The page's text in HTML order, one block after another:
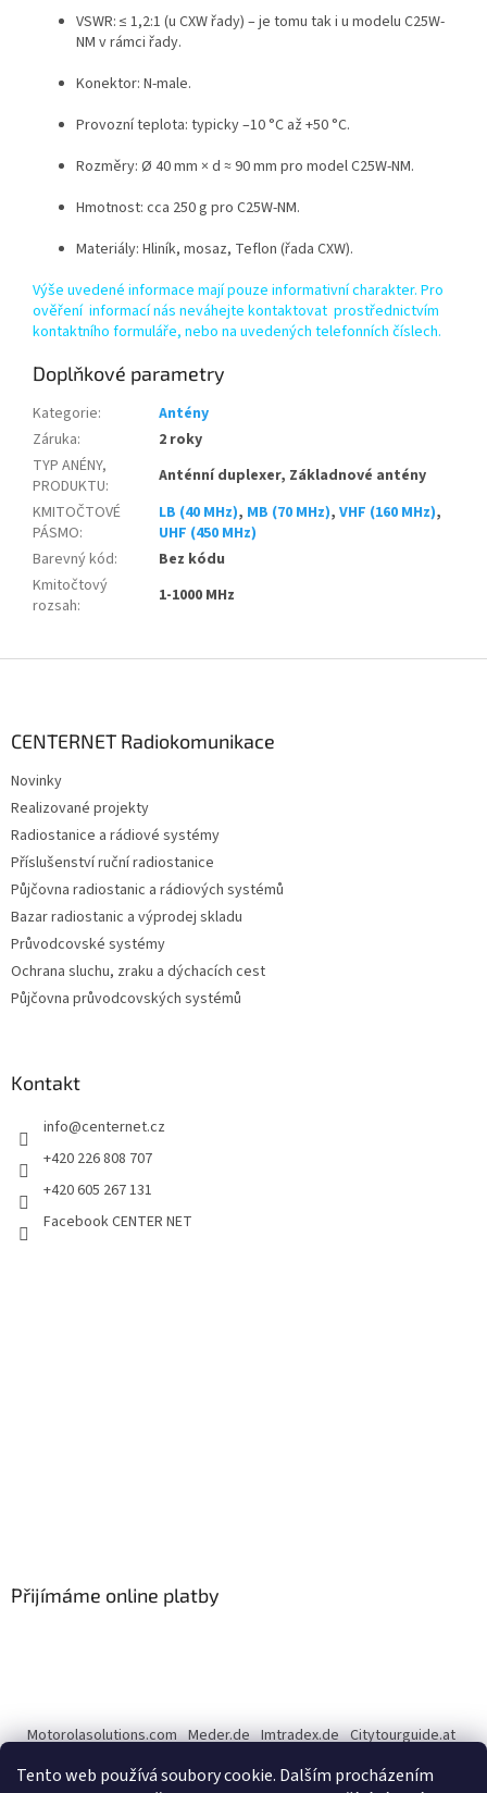
Tento web používá soubory cookie. Dalším procházením
VSWR: ≤ 1,2:1 (u CXW řady) – je tomu tak i u modelu C25W-
NM v rámci řady.
Konektor: N-male.
Provozní teplota: typicky –10 °C až +50 °C.
Rozměry: Ø 40 mm × d ≈ 90 mm pro model C25W-NM.
Hmotnost: cca 250 g pro C25W-NM.
Materiály: Hliník, mosaz, Teflon (řada CXW).
Výše uvedené informace mají pouze informativní charakter. Pro
ověření informací nás neváhejte kontaktovat prostřednictvím
kontaktního formuláře, nebo na uvedených telefonních číslech.
Doplňkové parametry
Kategorie:
Antény
Záruka:
2 roky
TYP ANÉNY,
PRODUKTU:
Anténní duplexer, Základnové antény
KMITOČTOVÉ
PÁSMO:
LB (40 MHz), MB (70 MHz), VHF (160 MHz),
UHF (450 MHz)
Barevný kód:
Bez kódu
Kmitočtový
rozsah: 1-1000 MHz
CENTERNET Radiokomunikace
Novinky
Realizované projekty
Radiostanice a rádiové systémy
Příslušenství ruční radiostanice
Půjčovna radiostanic a rádiových systémů
Bazar radiostanic a výprodej skladu
Průvodcovské systémy
Ochrana sluchu, zraku a dýchacích cest
Půjčovna průvodcovských systémů
Kontakt
info@centernet.cz
+420 226 808 707
+420 605 267 131
Facebook CENTER NET
Přijímáme online platby
Motorolasolutions.com Meder.de Imtradex.de Citytourguide.at